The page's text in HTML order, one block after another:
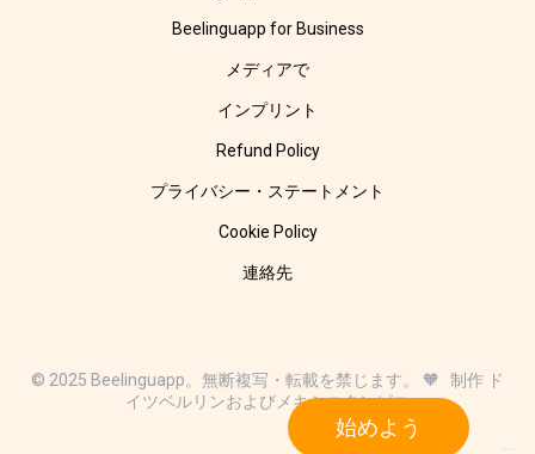
始めよう
Beelinguapp for Business
メディアで
インプリント
Refund Policy
プライバシー・ステートメント
Cookie Policy
連絡先
© 2025 Beelinguapp。無断複写・転載を禁じます。 🧡 制作 ド
イツベルリンおよびメキシコタンピコ